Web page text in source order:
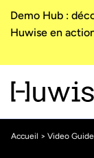
Demo Hub :
Huwise en
Accueil > Video